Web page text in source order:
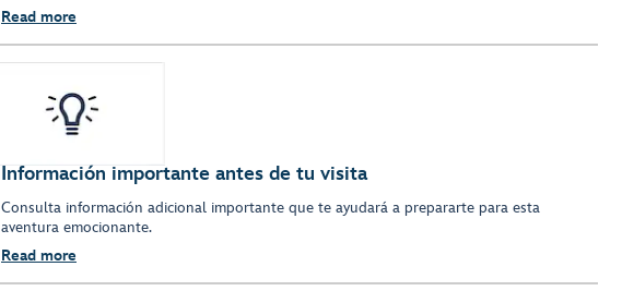
Read more
Información importante antes de tu visita
Consulta información adicional importante que te ayudará a prepararte para esta
aventura emocionante.
Read more